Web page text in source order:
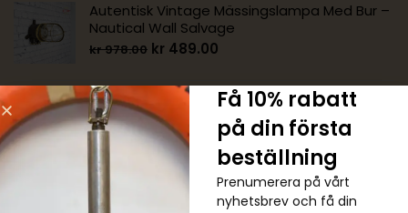
Autentisk Vintage Mässingslampa Med Bur –
Nautical Wall Salvage
kr978.00 kr 489.00
Autentisk Vintage Mässing 90 Graders
Nautisk Vägglampa
kr 1,467.00 kr1,222.00
Äkta Vintage Grön Cargo Pendellampa
Få 10% rabatt
på din första
beställning
Prenumerera på vårt
nyhetsbrev och få din